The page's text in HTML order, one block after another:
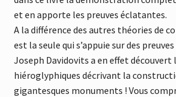
et en apporte les preuves éclatantes.
A la différence des autres théories de
est la seule qui s’appuie sur des
Joseph Davidovits a en effet découvert
hiéroglyphiques décrivant la
gigantesques monuments ! Vous